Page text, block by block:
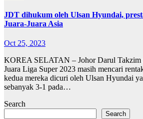
JDT dihukum oleh Ulsan Hyundai,
Juara-Juara Asia
Oct 25, 2023
KOREA SELATAN – Johor Darul Takzim
Juara Liga Super 2023 masih mencari
kedua mereka dicuri oleh Ulsan Hyundai
sebanyak 3-1 pada…
Search
Search